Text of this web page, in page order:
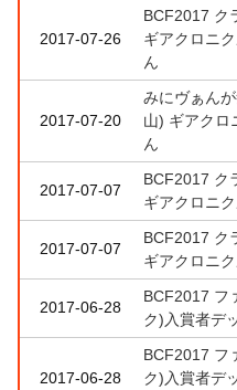
2017-07-26
BCF2017 ク
ギアクロニ
ん
2017-07-20
みにヴぁん
山) ギアクロ
ん
2017-07-07
BCF2017 ク
ギアクロニ
2017-07-07
BCF2017 ク
ギアクロニ
2017-06-28
BCF2017 フ
ク)入賞者デ
2017-06-28
BCF2017 フ
ク)入賞者デ